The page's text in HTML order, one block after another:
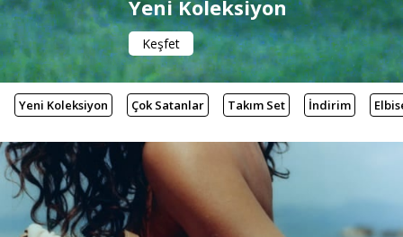
Yeni Koleksiyon
Keşfet
Yeni Koleksiyon Çok Satanlar Takım Set İndirim